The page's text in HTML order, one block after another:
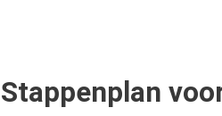
Stappenplan